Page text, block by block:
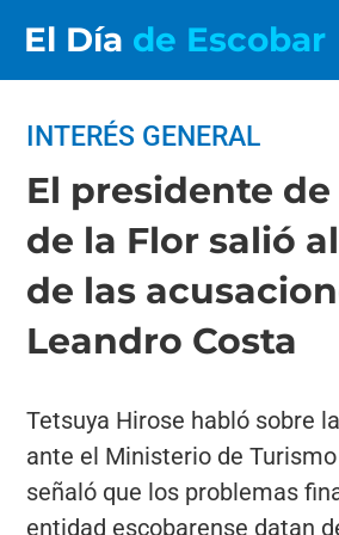
El Día de Escobar
INTERÉS GENERAL
El presidente de
de la Flor salió
de las
Leandro Costa
Tetsuya Hirose habló sobre
ante el Ministerio de
señaló que los problemas
entidad escobarense datan